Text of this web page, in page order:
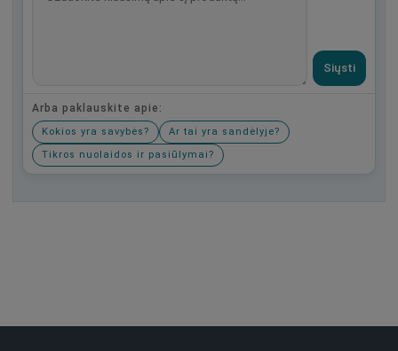
Siųsti
Arba paklauskite apie:
Kokios yra savybės?
Ar tai yra sandėlyje?
Tikros nuolaidos ir pasiūlymai?